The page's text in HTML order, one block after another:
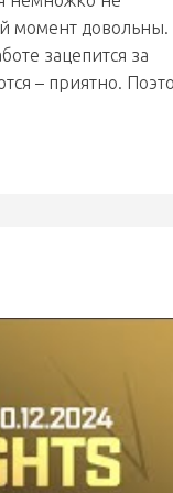
момент довольны.
зацепится за
– приятно.